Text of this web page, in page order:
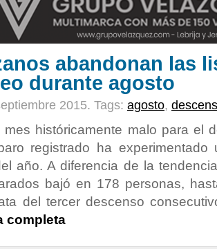
abandonan las
durante agosto
2015. Tags: agosto,
históricamente malo para el
registrado ha experimentado
año. A diferencia de la
bajó en 178 personas,
del tercer descenso
completa